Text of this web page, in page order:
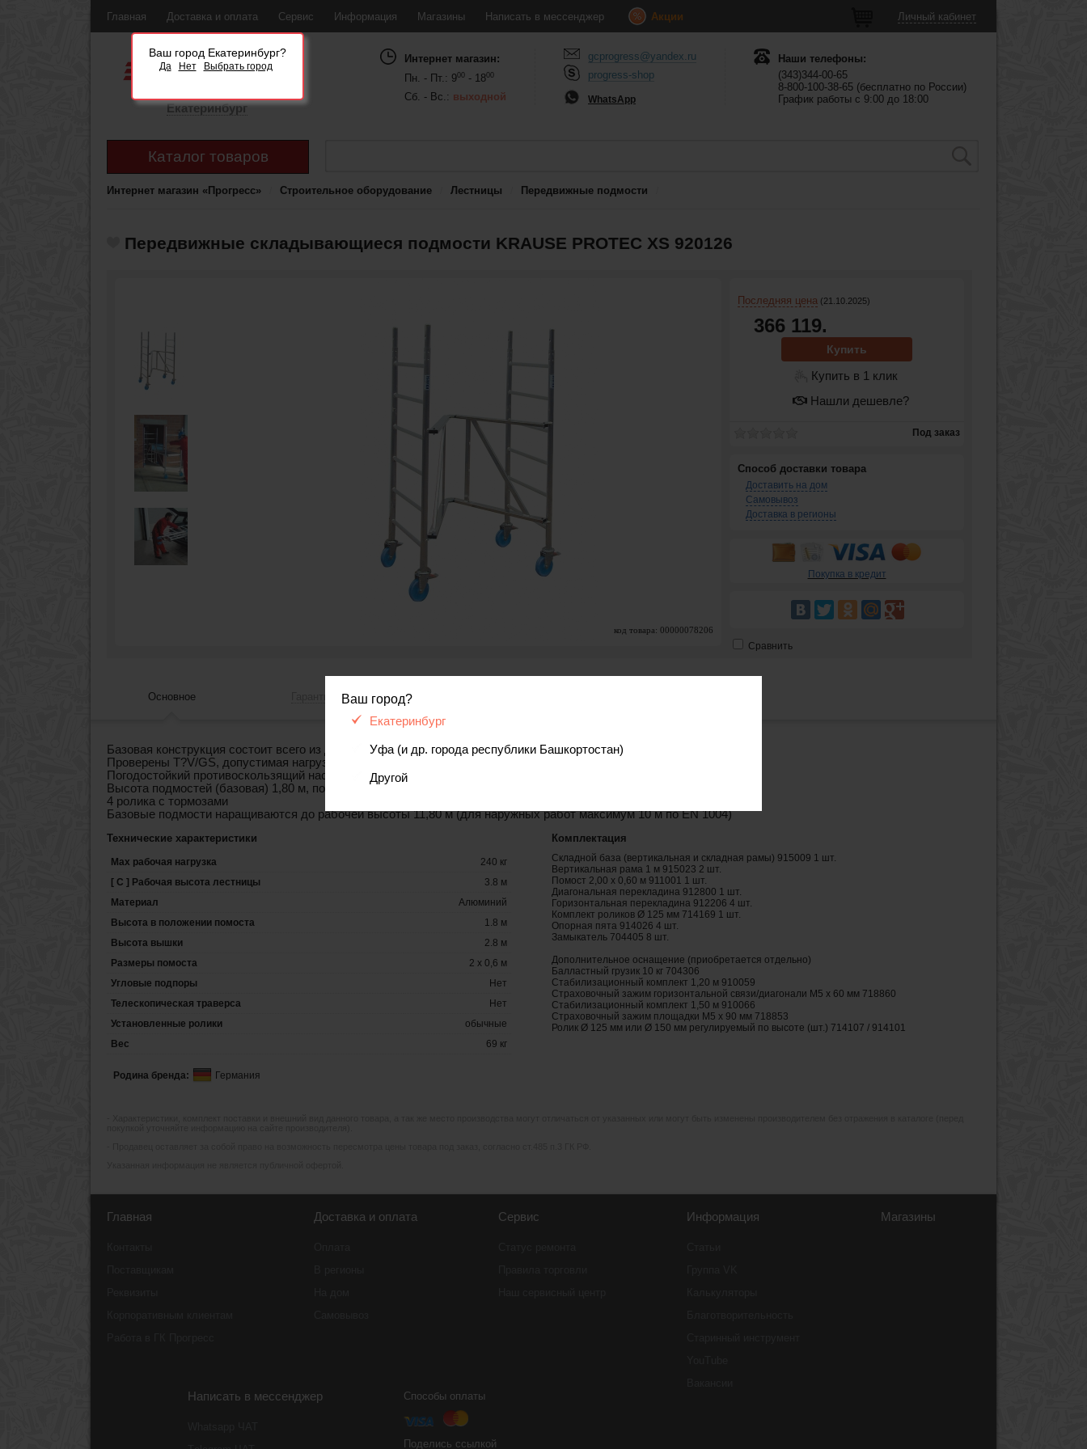
Ваш город?
Екатеринбург
Уфа (и др. города республики Башкортостан)
Другой
Главная Доставка и оплата Сервис Информация Магазины Написать в мессенджер Акции Личный кабинет
Ваш город Екатеринбург?
Да Нет Выбрать город
Екатеринбург
Интернет магазин:
Пн. - Пт.: 900 - 1800
Сб. - Вс.: выходной
gcprogress@yandex.ru
progress-shop
WhatsApp
Наши телефоны:
(343)344-00-65
8-800-100-38-65 (бесплатно по России)
График работы с 9:00 до 18:00
Каталог товаров
Интернет магазин «Прогресс» Строительное оборудование Лестницы Передвижные подмости
Передвижные складывающиеся подмости KRAUSE PROTEC XS 920126
код товара: 00000078206
Последняя цена (21.10.2025)
366 119.
Купить
Купить в 1 клик
Нашли дешевле?
Под заказ
Способ доставки товара
Доставить на дом
Самовывоз
Доставка в регионы
Покупка в кредит
Сравнить
Основное Гарантия, сервис
Базовая конструкция состоит всего из двух отдельных частей, что обеспечивает быстрый монтаж и разборку
Проверены T?V/GS, допустимая нагрузка 240 кг/м2 по EN 1004
Погодостойкий противоскользящий настил из панели пропитанной фенольной смолой
Высота подмостей (базовая) 1,80 м, поэтому они свободно проходят через дверные проемы в собранном состоянии
4 ролика с тормозами
Базовые подмости наращиваются до рабочей высоты 11,80 м (для наружных работ максимум 10 м по EN 1004)
Технические характеристики
Max рабочая нагрузка
240 кг
[ C ] Рабочая высота лестницы
3.8 м
Материал
Алюминий
Высота в положении помоста
1.8 м
Высота вышки
2.8 м
Размеры помоста
2 x 0,6 м
Угловые подпоры
Нет
Телескопическая траверса
Нет
Установленные ролики
обычные
Вес
69 кг
Родина бренда: Германия
Комплектация
Складной база (вертикальная и складная рамы) 915009 1 шт.
Вертикальная рама 1 м 915023 2 шт.
Помост 2,00 х 0,60 м 911001 1 шт.
Диагональная перекладина 912800 1 шт.
Горизонтальная перекладина 912206 4 шт.
Комплект роликов Ø 125 мм 714169 1 шт.
Опорная пята 914026 4 шт.
Замыкатель 704405 8 шт.
Дополнительное оснащение (приобретается отдельно)
Балластный грузик 10 кг 704306
Стабилизационный комплект 1,20 м 910059
Страховочный зажим горизонтальной связи/диагонали М5 х 60 мм 718860
Стабилизационный комплект 1,50 м 910066
Страховочный зажим площадки М5 х 90 мм 718853
Ролик Ø 125 мм или Ø 150 мм регулируемый по высоте (шт.) 714107 / 914101
Главная Доставка и оплата Сервис Информация Магазины
Написать в мессенджер Способы оплаты
Поделись ссылкой